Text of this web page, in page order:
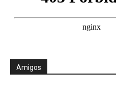
Amigos